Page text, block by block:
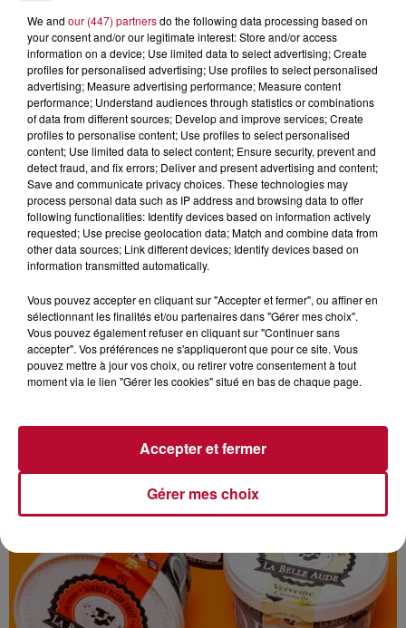
AVIGNON : UN DIRECT QUI DÉCOIFFE AU
PARC SPIROU
RTS LIVE : L’ÉMISSION À METTRE EN
REPLAY D’URGENCE
We and our (447) partnersdo the following data processing based on
your consent and/or our legitimate interest: Store and/or access
information on a device; Use limited data to select advertising; Create
profiles for personalised advertising; Use profiles to select personalised
advertising; Measure advertising performance; Measure content
performance; Understand audiences through statistics or combinations
of data from different sources; Develop and improve services; Create
profiles to personalise content; Use profiles to select personalised
content; Use limited data to select content; Ensure security, prevent and
detect fraud, and fix errors; Deliver and present advertising and content;
Save and communicate privacy choices. These technologies may
process personal data such as IP address and browsing data to offer
following functionalities: Identify devices based on information actively
requested; Use precise geolocation data; Match and combine data from
other data sources; Link different devices; Identify devices based on
information transmitted automatically.
Vous pouvez accepter en cliquant sur "Accepter et fermer", ou affiner en
sélectionnant les finalités et/ou partenaires dans "Gérer mes choix".
Vous pouvez également refuser en cliquant sur "Continuer sans
accepter". Vos préférences ne s'appliqueront que pour ce site. Vous
pouvez mettre à jour vos choix, ou retirer votre consentement à tout
moment via le lien "Gérer les cookies" situé en bas de chaque page.
Gérer mes choix
Accepter et fermer